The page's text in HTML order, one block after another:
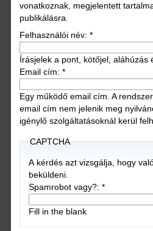
vonatkoznak, megjelentett
publikálásra.
Felhasználói név: *
Írásjelek a pont, kötőjel, aláhúzás
Email cím: *
Egy működő email cím. A
email cím nem jelenik meg
igénylő szolgáltatásoknál kerül
CAPTCHA
A kérdés azt vizsgálja, hogy
beküldeni.
Spamrobot vagy?: *
Fill in the blank